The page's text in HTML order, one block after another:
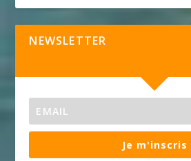
NEWSLETTER
Je m'inscris